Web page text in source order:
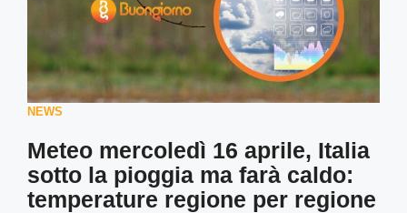
NEWS
Meteo mercoledì 16 aprile, Italia
sotto la pioggia ma farà caldo:
temperature regione per regione